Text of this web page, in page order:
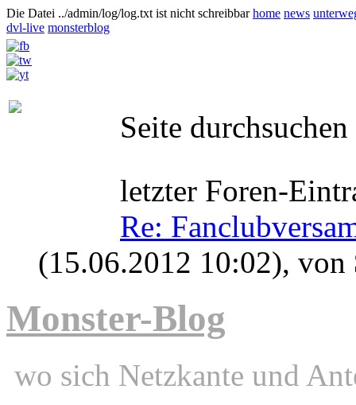
Die Datei ../admin/log/log.txt ist nicht schreibbarhome news
dvl-live monsterblog
Seite durchsuchen
letzter Foren-
Re:
(15.06.2012 10:02), von
Monster-Blog
wo sich Netzkante und